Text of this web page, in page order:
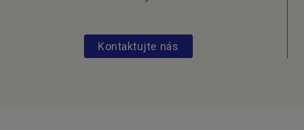
Kontaktujte nás